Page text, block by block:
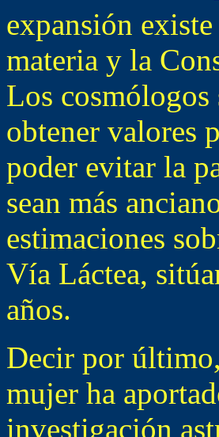
expansión
materia y la
Los
obtener valores
poder evitar la
sean más
estimaciones
Vía Láctea,
años.
Decir por
mujer ha
investigación